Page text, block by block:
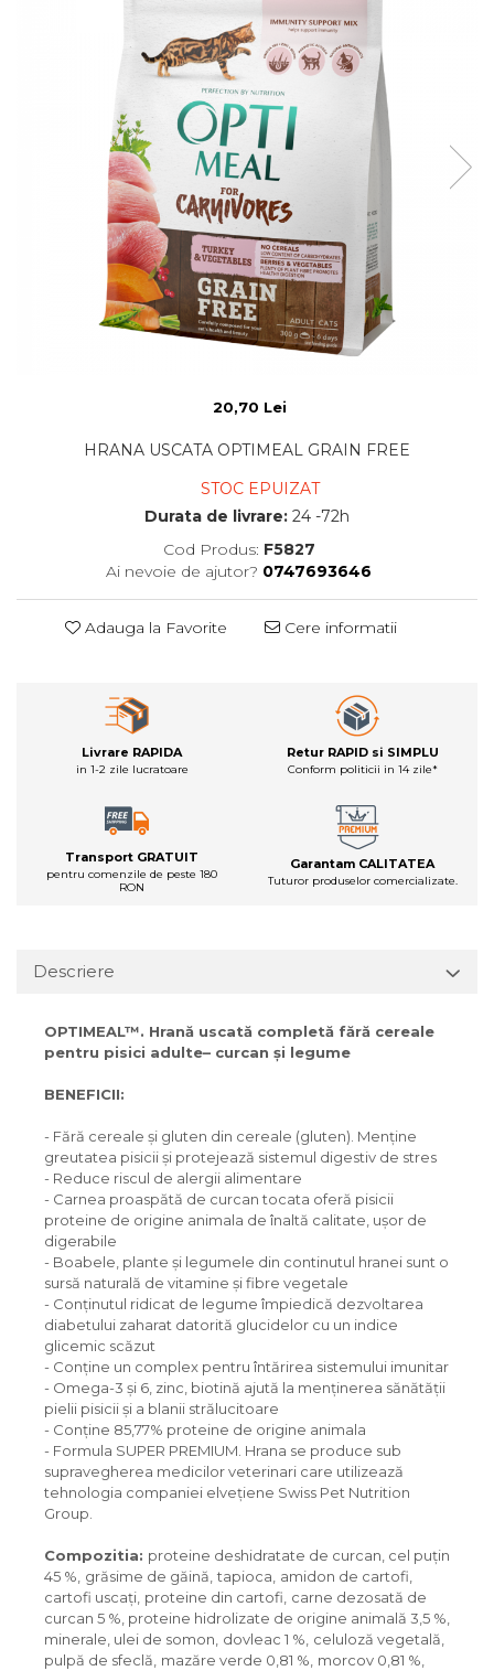
20,70 Lei
HRANA USCATA OPTIMEAL GRAIN FREE
STOC EPUIZAT
Durata de livrare: 24 -72h
Cod Produs: F5827
Ai nevoie de ajutor? 0747693646
Adauga la Favorite Cere informatii
Livrare RAPIDA
in 1-2 zile lucratoare
Retur RAPID si SIMPLU
Conform politicii in 14 zile*
Transport GRATUIT
pentru comenzile de peste 180
RON
Garantam CALITATEA
Tuturor produselor comercializate.
Descriere
OPTIMEAL™. Hrană uscată completă fără cereale
pentru pisici adulte– curcan şi legume
BENEFICII:
- Fără cereale și gluten din cereale (gluten). Menține
greutatea pisicii și protejează sistemul digestiv de stres
- Reduce riscul de alergii alimentare
- Carnea proaspătă de curcan tocata oferă pisicii
proteine ​​de origine animala de înaltă calitate, ușor de
digerabile
- Boabele, plante și legumele din continutul hranei sunt o
sursă naturală de vitamine și fibre vegetale
- Conținutul ridicat de legume împiedică dezvoltarea
diabetului zaharat datorită glucidelor cu un indice
glicemic scăzut
- Conține un complex pentru întărirea sistemului imunitar
- Omega-3 și 6, zinc, biotină ajută la menținerea sănătății
pielii pisicii și a blanii strălucitoare
- Conține 85,77% proteine ​​de origine animala
- Formula SUPER PREMIUM. Hrana se produce sub
supravegherea medicilor veterinari care utilizează
tehnologia companiei elvețiene Swiss Pet Nutrition
Group.
Compozitia: proteine deshidratate de curcan, cel puţin
45 %, grăsime de găină, tapioca, amidon de cartofi,
cartofi uscaţi, proteine din cartofi, carne dezosată de
curcan 5 %, proteine hidrolizate de origine animală 3,5 %,
minerale, ulei de somon, dovleac 1 %, celuloză vegetală,
pulpă de sfeclă, mazăre verde 0,81 %, morcov 0,81 %,